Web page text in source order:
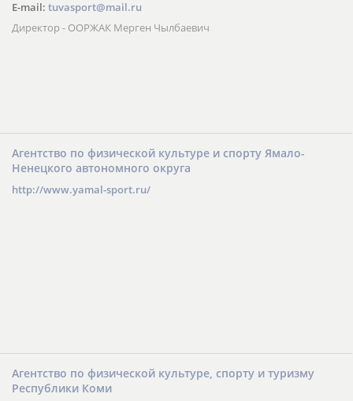
E-mail: tuvasport@mail.ru
Директор - ООРЖАК Мерген Чылбаевич
Агентство по физической культуре и спорту Ямало-
Ненецкого автономного округа
http://www.yamal-sport.ru/
Агентство по физической культуре, спорту и туризму
Республики Коми